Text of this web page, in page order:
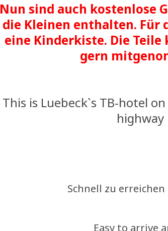
Nun sind auch kostenlose
die Kleinen enthalten. Für
eine Kinderkiste. Die Teile
gern
This is Luebeck`s TB-hotel
highway
Schnell zu
Easy to arrive